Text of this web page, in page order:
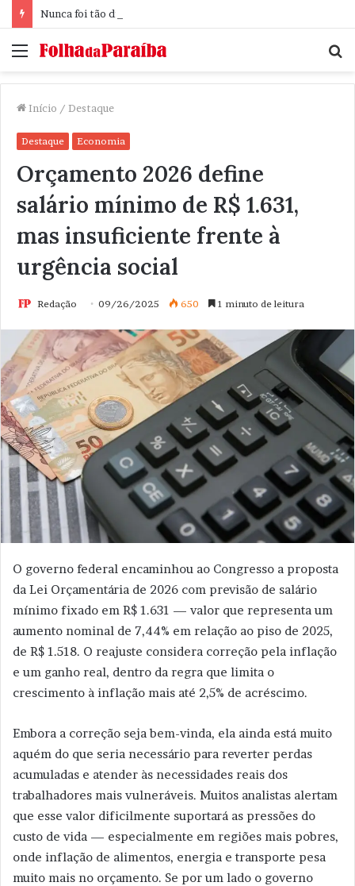
Nunca foi tão difícil pensar
Menu
Início / Destaque
Destaque Economia
Orçamento 2026 define
salário mínimo de R$ 1.631,
mas insuficiente frente à
urgência social
Redação 09/26/2025 650 1 minuto de leitura
O governo federal encaminhou ao Congresso a proposta
da Lei Orçamentária de 2026 com previsão de salário
mínimo fixado em R$ 1.631 — valor que representa um
aumento nominal de 7,44% em relação ao piso de 2025,
de R$ 1.518. O reajuste considera correção pela inflação
e um ganho real, dentro da regra que limita o
crescimento à inflação mais até 2,5% de acréscimo.
Embora a correção seja bem-vinda, ela ainda está muito
aquém do que seria necessário para reverter perdas
acumuladas e atender às necessidades reais dos
trabalhadores mais vulneráveis. Muitos analistas alertam
que esse valor dificilmente suportará as pressões do
custo de vida — especialmente em regiões mais pobres,
onde inflação de alimentos, energia e transporte pesa
muito mais no orçamento. Se por um lado o governo